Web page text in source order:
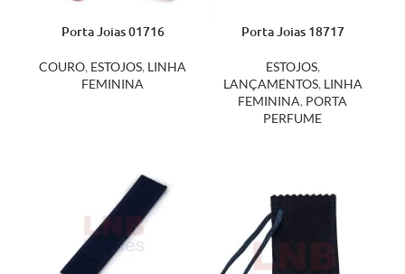
Porta Joias 01716
COURO, ESTOJOS, LINHA
FEMININA
Porta Joias 18717
ESTOJOS,
LANÇAMENTOS, LINHA
FEMININA, PORTA
PERFUME